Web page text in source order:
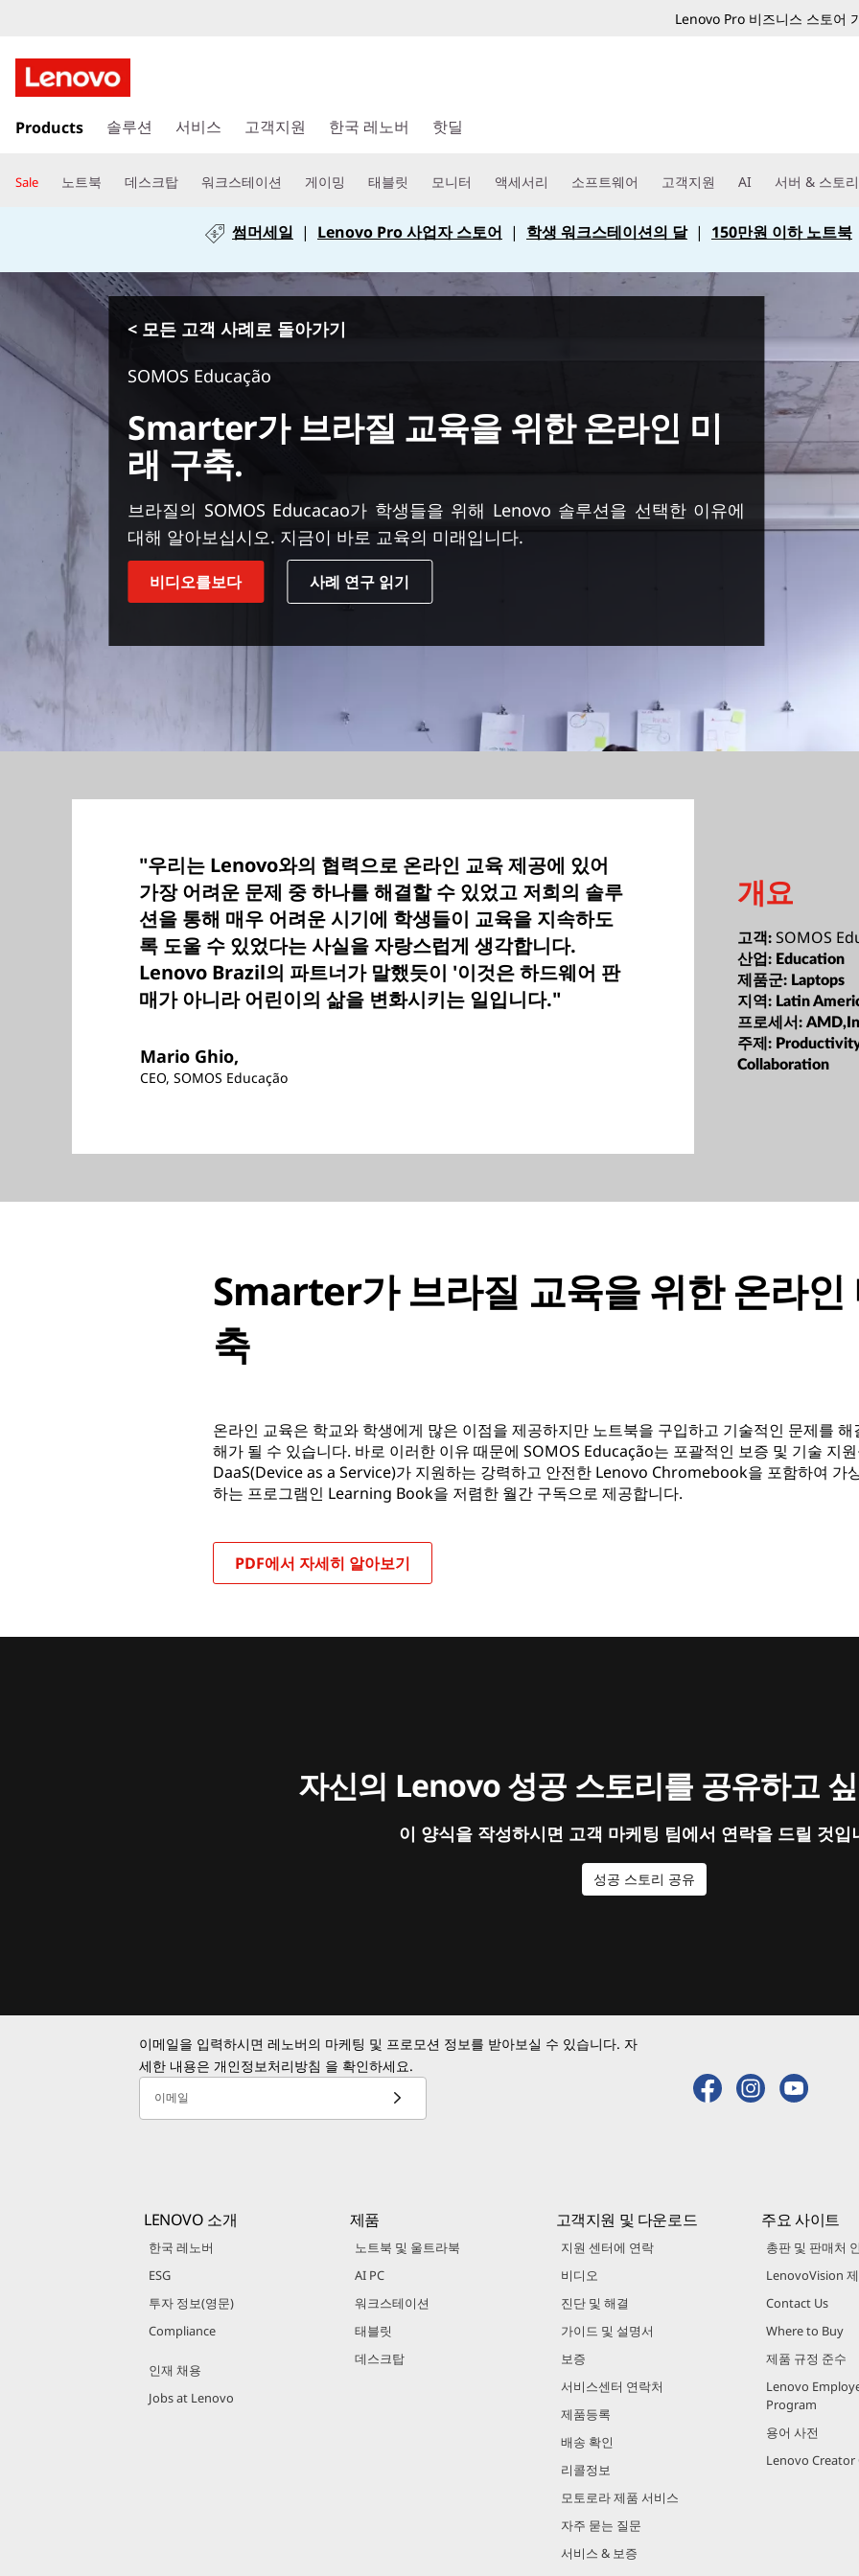
Lenovo Pro 비즈니스 스토어
요
텐
Products 솔루션 서비스 고객지원 한국 레노버 핫딜
Sale 노트북 데스크탑 워크스테이션 게이밍 태블릿 모니터 액세서리 소프트웨어 고객지원 AI 서버 & 스토
썸머세일 | Lenovo Pro 사업자 스토어 | 학생 워크스테이션의 달| 150만원 이하 노트북
< 모든 고객 사례로 돌아가기
SOMOS Educação
Smarter가 브라질 교육을 위한 온라인 미
래 구축.
브라질의 SOMOS Educacao가 학생들을 위해 Lenovo 솔루션을 선택한 이유에
대해 알아보십시오. 지금이 바로 교육의 미래입니다.
비디오를보다 사례 연구 읽기
"우리는 Lenovo와의 협력으로 온라인 교육 제공에 있어
가장 어려운 문제 중 하나를 해결할 수 있었고 저희의 솔루
션을 통해 매우 어려운 시기에 학생들이 교육을 지속하도
록 도울 수 있었다는 사실을 자랑스럽게 생각합니다.
Lenovo Brazil의 파트너가 말했듯이 '이것은 하드웨어 판
매가 아니라 어린이의 삶을 변화시키는 일입니다."
Mario Ghio,
CEO, SOMOS Educação
개요
고객:SOMOS
산업: Education
제품군: Laptops
지역: Latin
프로세서:
주제:
Collaboration
Smarter가 브라질 교육을 위한 온라인
축
온라인 교육은 학교와 학생에게 많은 이점을 제공하지만 노트북을 구입하고 기술적인 문제를
해가 될 수 있습니다. 바로 이러한 이유 때문에 SOMOS Educação는 포괄적인 보증 및 기술 지
DaaS(Device as a Service)가 지원하는 강력하고 안전한 Lenovo Chromebook을 포함하여 가
하는 프로그램인 Learning Book을 저렴한 월간 구독으로 제공합니다.
PDF에서 자세히 알아보기
자신의 Lenovo 성공 스토리를 공유하고
이 양식을 작성하시면 고객 마케팅 팀에서 연락을 드릴 것입
성공 스토리 공유
이메일을 입력하시면 레노버의 마케팅 및 프로모션 정보를 받아보실 수 있습니다. 자
세한 내용은 개인정보처리방침 을 확인하세요.
이메일
LENOVO 소개
한국 레노버
ESG
투자 정보(영문)
Compliance
인재 채용
Jobs at Lenovo
제품
노트북 및 울트라북
AI PC
워크스테이션
태블릿
데스크탑
고객지원 및 다운로드
지원 센터에 연락
비디오
진단 및 해결
가이드 및 설명서
보증
서비스센터 연락처
제품등록
배송 확인
리콜정보
모토로라 제품 서비스
자주 묻는 질문
서비스 & 보증
주요 사이트
총판 및 판매처
LenovoVision
Contact Us
Where to Buy
제품 규정 준수
Lenovo
Program
용어 사전
Lenovo